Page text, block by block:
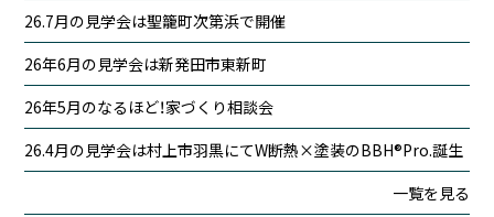
26.7月の見学会は聖籠町次第浜で開催
26年6月の見学会は新発田市東新町
26年5月のなるほど！家づくり相談会
26.4月の見学会は村上市羽黒にてW断熱×塗装のBBH®Pro.誕生
一覧を見る